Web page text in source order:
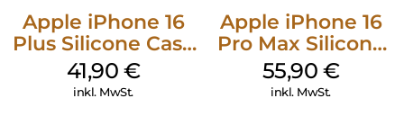
Apple iPhone 16
Plus Silicone Case
MagSafe Stone
Gray
41,90 €
inkl. MwSt.
Apple iPhone 16
Pro Max Silicone
Case MagSafe
Stone Gray
55,90 €
inkl. MwSt.